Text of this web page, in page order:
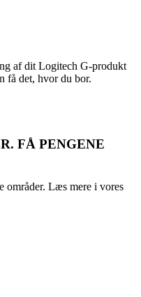
af dit Logitech G-produkt
få det, hvor du bor.
FÅ PENGENE
områder. Læs mere i vores